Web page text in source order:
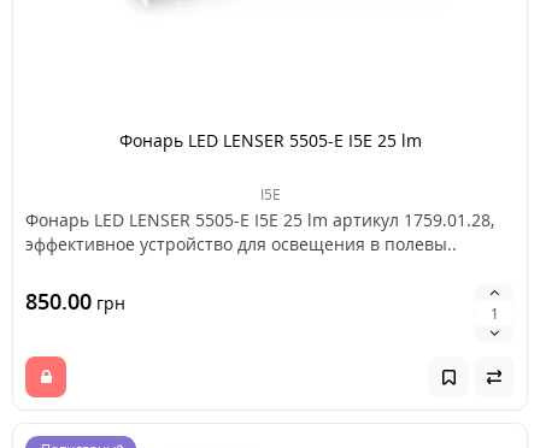
Фонарь LED LENSER 5505-E I5E 25 lm
I5E
Фонарь LED LENSER 5505-E I5E 25 lm артикул 1759.01.28,
эффективное устройство для освещения в полевы..
850.00 грн